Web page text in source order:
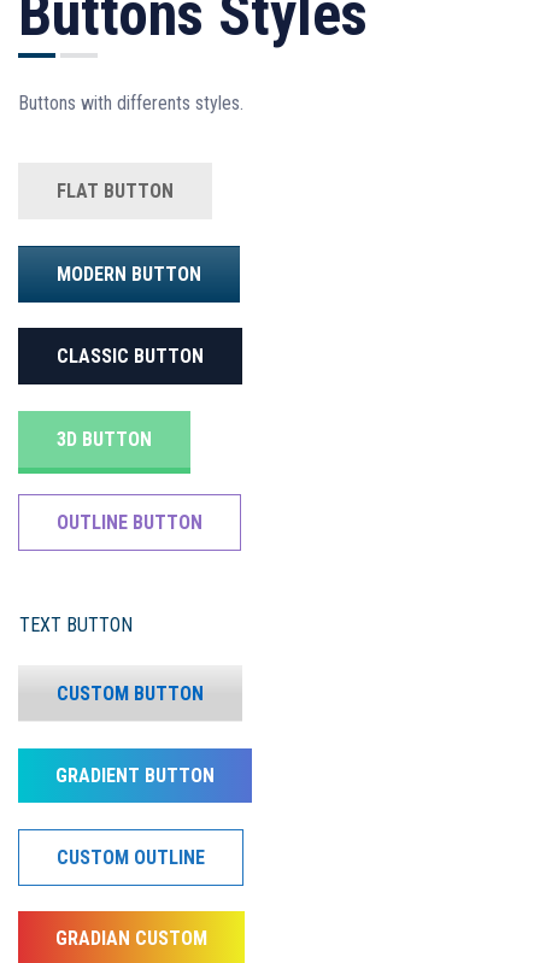
Buttons Styles
Buttons with differents styles.
FLAT BUTTON
MODERN BUTTON
CLASSIC BUTTON
3D BUTTON
OUTLINE BUTTON
TEXT BUTTON
CUSTOM BUTTON
GRADIENT BUTTON
CUSTOM OUTLINE
GRADIAN CUSTOM